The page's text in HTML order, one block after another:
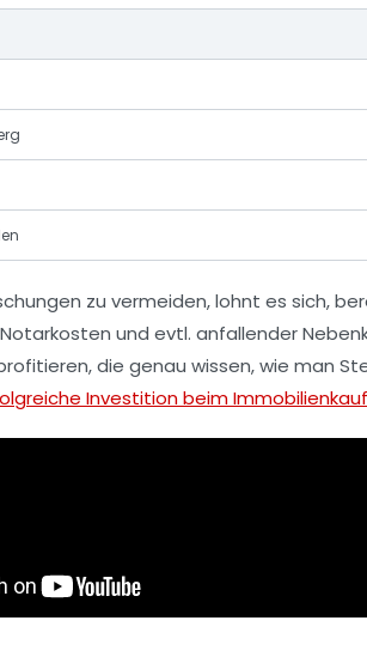
zu vermeiden, lohnt es sich,
und evtl. anfallender
die genau wissen, wie man
Investition beim Immobilienkauf